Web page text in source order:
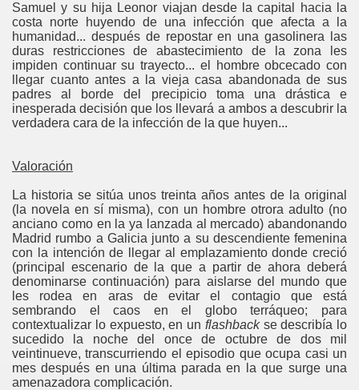
Samuel y su hija Leonor viajan desde la capital hacia la
costa norte huyendo de una infección que afecta a la
humanidad... después de repostar en una gasolinera las
duras restricciones de abastecimiento de la zona les
impiden continuar su trayecto... el hombre obcecado con
llegar cuanto antes a la vieja casa abandonada de sus
padres al borde del precipicio toma una drástica e
inesperada decisión que los llevará a ambos a descubrir la
verdadera cara de la infección de la que huyen...
Valoración
La historia se sitúa unos treinta años antes de la original
(la novela en sí misma), con un hombre otrora adulto (no
anciano como en la ya lanzada al mercado) abandonando
Madrid rumbo a Galicia junto a su descendiente femenina
con la intención de llegar al emplazamiento donde creció
(principal escenario de la que a partir de ahora deberá
denominarse continuación) para aislarse del mundo que
les rodea en aras de evitar el contagio que está
sembrando el caos en el globo terráqueo; para
contextualizar lo expuesto, en un flashbackse describía lo
sucedido la noche del once de octubre de dos mil
veintinueve, transcurriendo el episodio que ocupa casi un
mes después en una última parada en la que surge una
amenazadora complicación.